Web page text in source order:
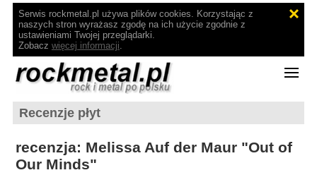
Serwis rockmetal.pl używa plików cookies. Korzystając z
naszych stron wyrażasz zgodę na ich użycie zgodnie z
ustawieniami Twojej przeglądarki.
Zobacz więcej informacji.
Recenzje płyt
recenzja: Melissa Auf der Maur "Out of
Our Minds"